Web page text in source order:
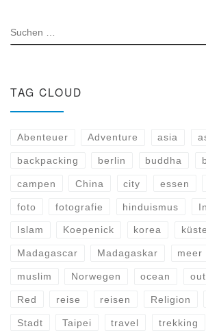
SUCHE
TAG CLOUD
Abenteuer Adventure asia
backpacking berlin buddha
campen China city essen
foto fotografie hinduismus
Islam Koepenick korea küste
Madagascar Madagaskar meer
muslim Norwegen ocean
Red reise reisen Religion
Stadt Taipei travel trekking